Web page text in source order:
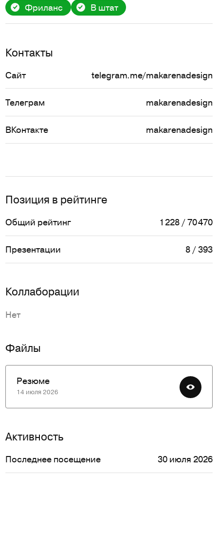
Фриланс В штат
Контакты
Сайт telegram.me/makarenadesign
Телеграм makarenadesign
ВКонтакте makarenadesign
Позиция в рейтинге
Общий рейтинг 1 228 / 70 470
Презентации 8 / 393
Коллаборации
Нет
Файлы
Резюме
14 июля 2026
Активность
Последнее посещение 30 июля 2026